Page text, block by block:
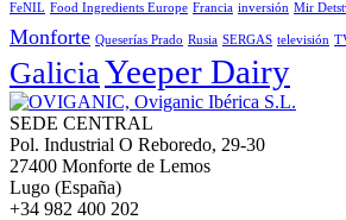
FeNIL Food Ingredients Europe Francia inversión Mir
Monforte Queserías Prado Rusia SERGAS televisión
GaliciaYeeper Dairy
SEDE CENTRAL
Pol. Industrial O Reboredo, 29-30
27400 Monforte de Lemos
Lugo (España)
+34 982 400 202